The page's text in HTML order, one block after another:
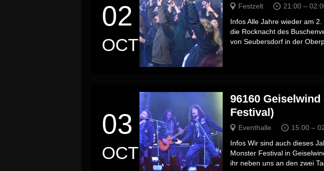
02
OCT
Festzelt
21:00 –
Infos Alle Jahre wieder am
die Rocknacht des
von Seubersdorf in der
03
OCT
96160
Festival)
Eventhalle
15:00 –
Infos Wir sind auch dieses
Monster Festival in
ihr neben uns an den zwei